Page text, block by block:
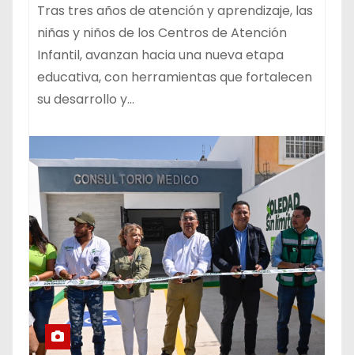
Tras tres años de atención y aprendizaje, las
niñas y niños de los Centros de Atención
Infantil, avanzan hacia una nueva etapa
educativa, con herramientas que fortalecen
su desarrollo y…